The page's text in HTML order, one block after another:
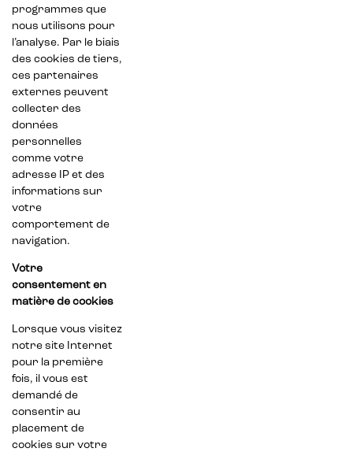
programmes que
nous utilisons pour
l’analyse. Par le biais
des cookies de tiers,
ces partenaires
externes peuvent
collecter des
données
personnelles
comme votre
adresse IP et des
informations sur
votre
comportement de
navigation.
Votre
consentement en
matière de cookies
Lorsque vous visitez
notre site Internet
pour la première
fois, il vous est
demandé de
consentir au
placement de
cookies sur votre